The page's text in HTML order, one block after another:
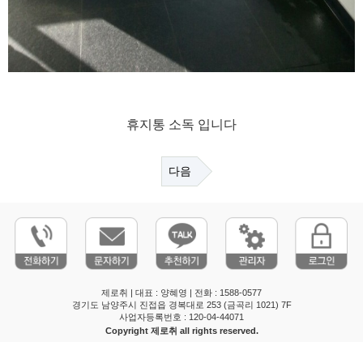
휴지통 소독 입니다
다음
제로취 | 대표 : 양혜영 | 전화 : 1588-0577
경기도 남양주시 진접읍 경복대로 253 (금곡리 1021) 7F
사업자등록번호 : 120-04-44071
Copyright 제로취 all rights reserved.